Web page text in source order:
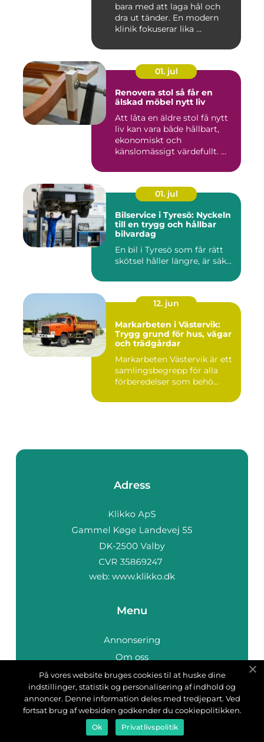
bara med att laga hål och
dra ut tänder. En modern
klinik fokuserar lika ...
01. jul
Renovera stol så får en
älskad möbel nytt liv
Att låta en äldre stol få nytt
liv kan vara både hållbart,
ekonomiskt och
känslomässigt värdefullt. ...
01. jul
Bilservice i Tyresö: Nyckeln
till en trygg och hållbar
bilvardag
En bil i Tyresö som får rätt
skötsel håller längre, är säk...
12. jun
Markarbeten i Västervik:
Trygg grund för hus, vägar
och trädgårdar
Markarbeten Västervik är ett
samlingsbegrepp för alla
förberedelser som behö...
Adress
web: www.klikko.dk
Menu
Annonsering
Om oss
Cookies
Kontakta oss
Sitemap
På vores website bruges cookies til at huske dine
indstillinger, statistik og personalisering af indhold og
annoncer. Denne information deles med tredjepart. Ved
fortsat brug af websiden godkender du cookiepolitikken.
Ok Privatlivspolitik